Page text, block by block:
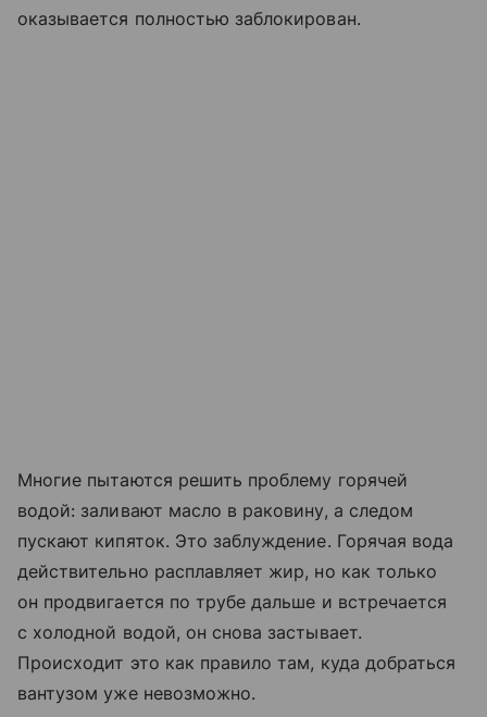
оказывается полностью заблокирован.
Многие пытаются решить проблему горячей
водой: заливают масло в раковину, а следом
пускают кипяток. Это заблуждение. Горячая вода
действительно расплавляет жир, но как только
он продвигается по трубе дальше и встречается
с холодной водой, он снова застывает.
Происходит это как правило там, куда добраться
вантузом уже невозможно.